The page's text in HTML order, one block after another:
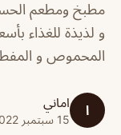
مطبخ ومطعم
و لذيذة للغذاء
المحموص و
ا اماني
15 سبتمبر 2022 · 1 دقائق قراءة